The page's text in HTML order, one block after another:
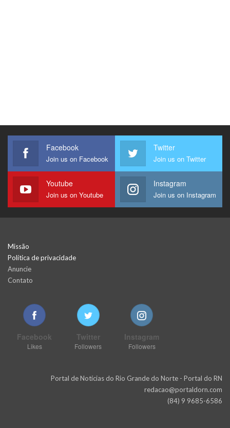
Facebook
Join us on Facebook
Twitter
Join us on Twitter
Youtube
Join us on Youtube
Instagram
Join us on Instagram
Missão
Política de privacidade
Anuncie
Contato
Facebook
Likes
Twitter
Followers
Instagram
Followers
Portal de Notícias do Rio Grande do Norte - Portal do RN
redacao@portaldorn.com
(84) 9 9685-6586